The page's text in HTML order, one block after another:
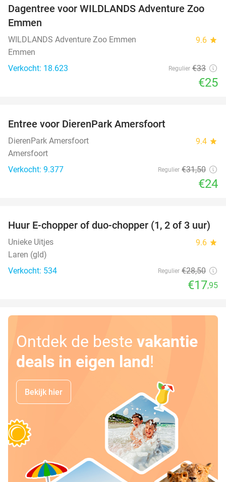
24%
Dagentree voor WILDLANDS Adventure Zoo
Emmen
WILDLANDS Adventure Zoo Emmen 9.6 star
Emmen
Verkocht: 18.623
Regulier €33
€25
Entree voor DierenPark Amersfoort
DierenPark Amersfoort 9.4 star
Amersfoort
Verkocht: 9.377
Regulier €31,50
€24
37%
Huur E-chopper of duo-chopper (1, 2 of 3 uur)
Unieke Uitjes 9.6 star
Laren (gld)
Verkocht: 534
Regulier €28,50
€17,95
Ontdek de beste vakantie
deals in eigen land!
Bekijk hier